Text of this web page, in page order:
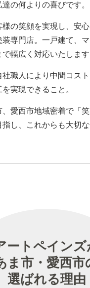
の何よりの喜びです。
様の笑顔を実現し、安
装専門店。一戸建て、
幅広く対応いたします
社職人により中間コス
実現できること。
、愛西市地域密着で「
し、これからも大切
ートペインズ
ま市・愛西市
選ばれる理由